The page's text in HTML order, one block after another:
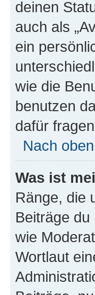
deinen
auch als
ein
wie die
benutzen
dafür
Nach oben
Was ist
Ränge, die
Beiträge
wie
Wortlaut